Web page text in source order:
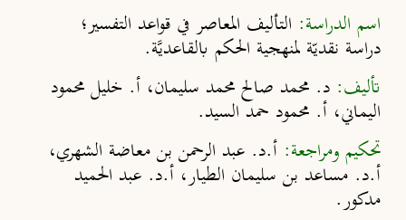
اسم الدراسة: التأليف المعاصر في قواعد التفسير؛
دراسة نقديّة لمنهجية الحكم بالقاعديَّة.
تأليف: د. محمد صالح محمد سليمان، أ. خليل محمود
اليماني، أ. محمود حمد السيد.
تحكيم ومراجعة: أ.د. عبد الرحمن بن معاضة الشهري،
أ.د. مساعد بن سليمان الطيار، أ.د. عبد الحميد
مدكور.